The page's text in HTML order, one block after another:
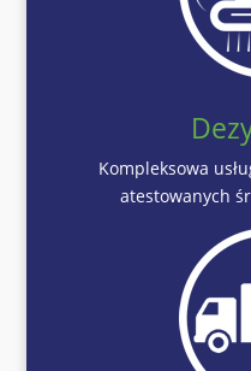
Kompleksowa
atestowanych